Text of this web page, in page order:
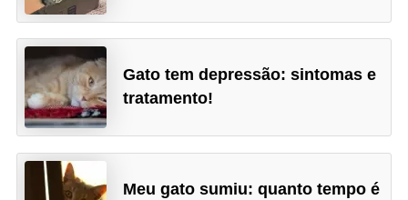
Gato tem depressão: sintomas e
tratamento!
Meu gato sumiu: quanto tempo é
s
C
ã
e
s
,
c